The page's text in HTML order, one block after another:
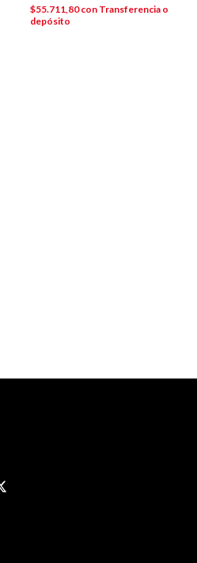
$55.711,80con Transferencia o
depósito